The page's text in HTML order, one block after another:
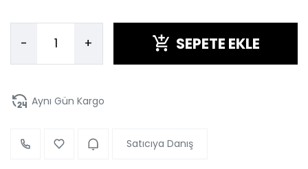
- + SEPETE EKLE
Aynı Gün Kargo
Satıcıya Danış